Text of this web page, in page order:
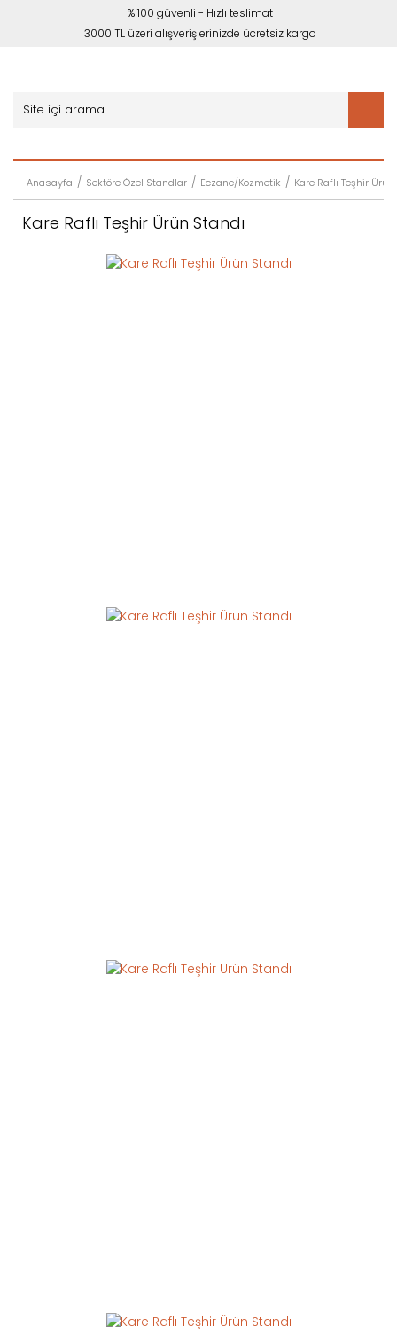
% 100 güvenli - Hızlı teslimat
3000 TL üzeri alışverişlerinizde ücretsiz kargo
Anasayfa Sektöre Özel Standlar Eczane/Kozmetik Kare Raflı Teşhir
Kare Raflı Teşhir Ürün Standı